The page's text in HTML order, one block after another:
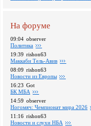
На форуме
09:04 observer
Политика
19:39 rishon63
Маккаби Тель-Авив
08:09 rishon63
Новости из Европы
16:23 Got
БК МБА
14:59 observer
Ногомяч: Чемпионат мира 2026
11:16 rishon63
Новости и слухи НБА